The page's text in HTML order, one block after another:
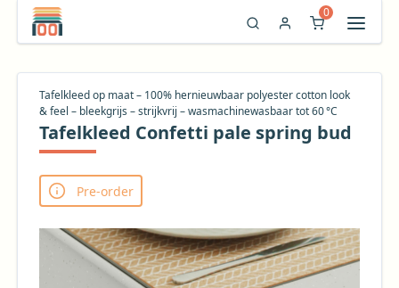
0
Tafelkleed op maat – 100% hernieuwbaar polyester cotton look
& feel – bleekgrijs – strijkvrij – wasmachinewasbaar tot 60 °C
Tafelkleed Confetti pale spring bud
Pre-order